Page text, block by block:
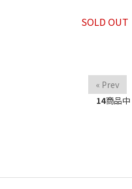
SOLD OUT
« Prev
14商品中